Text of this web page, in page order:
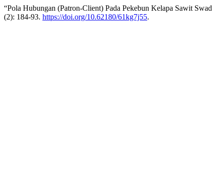
“Pola Hubungan (Patron-Client) Pada Pekebun Kelapa Sawit
(2): 184-93. https://doi.org/10.62180/61kg7j55.